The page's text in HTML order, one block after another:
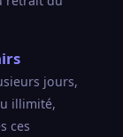
jours,
illimité,
ces